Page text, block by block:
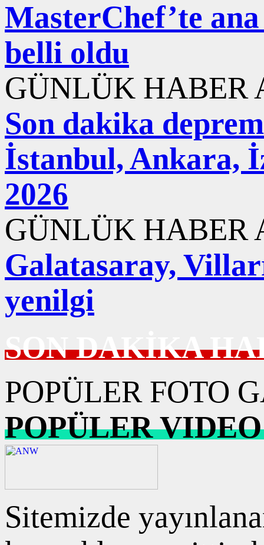
MasterChef’te
belli oldu
GÜNLÜK HABER
Son dakika
İstanbul, Ankara,
2026
GÜNLÜK HABER
Galatasaray,
yenilgi
SON DAKİKA
POPÜLER FOTO
POPÜLER
Sitemizde